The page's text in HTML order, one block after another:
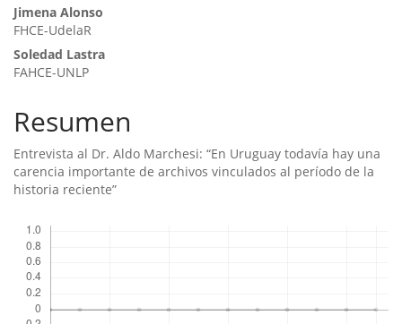
Contenido
principal
del
artículo
Jimena Alonso
FHCE-UdelaR
Soledad Lastra
FAHCE-UNLP
Resumen
Entrevista al Dr. Aldo Marchesi: “En Uruguay todaví­a hay una
carencia importante de archivos vinculados al perí­odo de la
historia reciente”